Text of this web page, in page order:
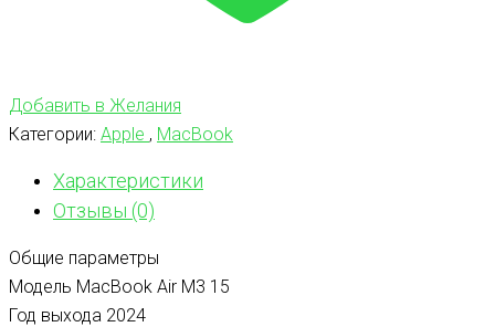
Добавить в Желания
Категории: Apple , MacBook
Характеристики
Отзывы (0)
Общие параметры
Модель MacBook Air M3 15
Год выхода 2024